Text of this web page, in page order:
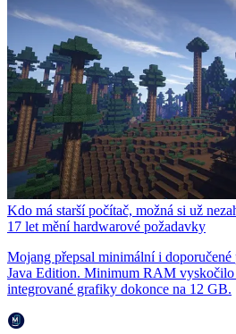
Kdo má starší počítač, možná si už
17 let mění hardwarové požadavky
Mojang přepsal minimální i
Java Edition. Minimum RAM vyskočilo
integrované grafiky dokonce na 12 GB.